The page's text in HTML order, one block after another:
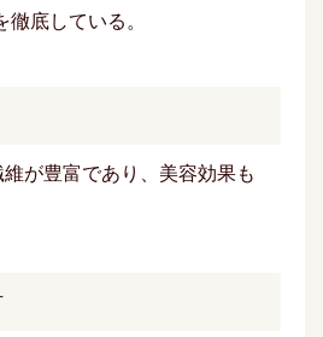
底している。
が豊富であり、美容効果も